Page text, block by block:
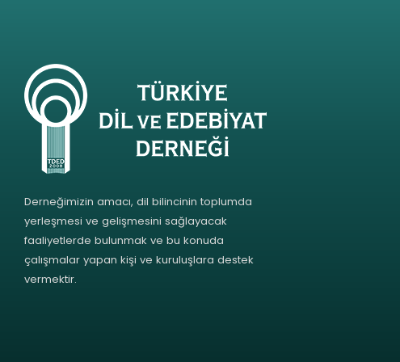
Derneğimizin amacı, dil bilincinin toplumda
yerleşmesi ve gelişmesini sağlayacak
faaliyetlerde bulunmak ve bu konuda
çalışmalar yapan kişi ve kuruluşlara destek
vermektir.